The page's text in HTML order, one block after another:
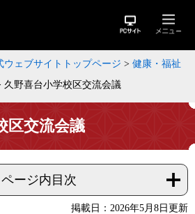
ウェブサイトトップページ > 健康・福祉
久野喜台小学校区交流会議
区交流会議
ページ内目次
掲載日：2026年5月8日更新